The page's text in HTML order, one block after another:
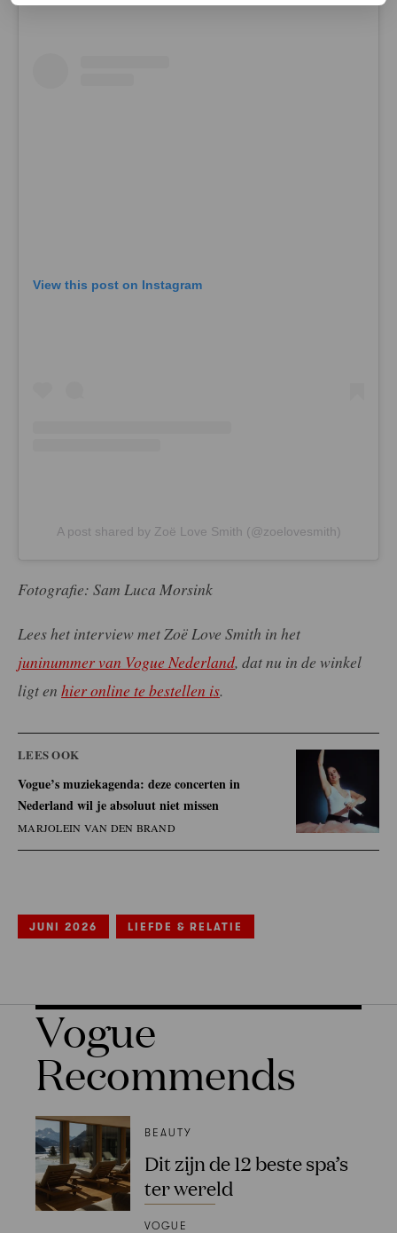
View this post on Instagram
A post shared by Zoë Love Smith (@zoelovesmith)
Fotografie: Sam Luca Morsink
Lees het interview met Zoë Love Smith in het
juninummer van Vogue Nederland, dat nu in de winkel
ligt en hier online te bestellen is.
LEES OOK
Vogue’s muziekagenda: deze concerten in
Nederland wil je absoluut niet missen
MARJOLEIN VAN DEN BRAND
JUNI 2026 LIEFDE & RELATIE
Vogue
Recommends
BEAUTY
Dit zijn de 12 beste spa’s
ter wereld
VOGUE